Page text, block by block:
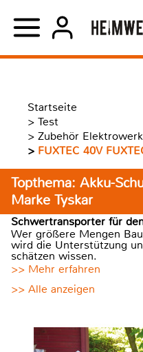
Startseite
> Test
> Zubehör
> FUXTEC 40V
Topthema: Akku-
Marke Tyskar
Schwertransporter für
Wer größere Mengen
wird die Unterstützung
schätzen wissen.
>> Mehr erfahren
>> Alle anzeigen